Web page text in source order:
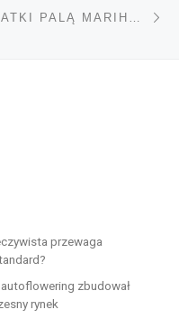
przewaga
zbudował
rynek